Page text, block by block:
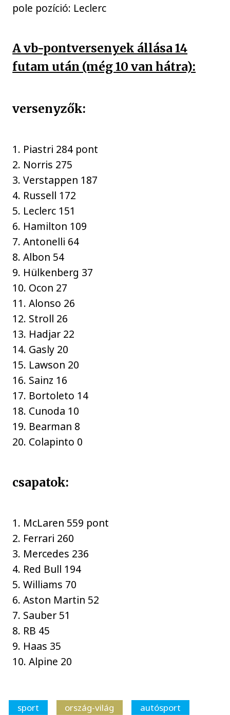
pole pozíció: Leclerc
A vb-pontversenyek állása 14
futam után (még 10 van hátra):
versenyzők:
1. Piastri 284 pont
2. Norris 275
3. Verstappen 187
4. Russell 172
5. Leclerc 151
6. Hamilton 109
7. Antonelli 64
8. Albon 54
9. Hülkenberg 37
10. Ocon 27
11. Alonso 26
12. Stroll 26
13. Hadjar 22
14. Gasly 20
15. Lawson 20
16. Sainz 16
17. Bortoleto 14
18. Cunoda 10
19. Bearman 8
20. Colapinto 0
csapatok:
1. McLaren 559 pont
2. Ferrari 260
3. Mercedes 236
4. Red Bull 194
5. Williams 70
6. Aston Martin 52
7. Sauber 51
8. RB 45
9. Haas 35
10. Alpine 20
sport ország-világ
autósport